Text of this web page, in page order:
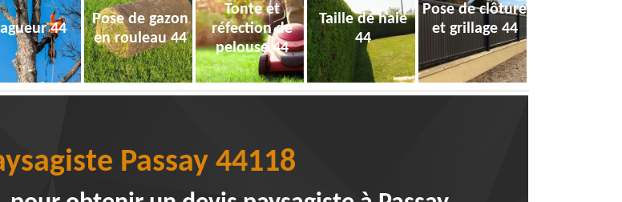
44
Pose de gazon
en rouleau 44
Tonte et
réfection de
pelouse 44
Taille de haie
44
Pose de clôture
et grillage 44
Passay 44118